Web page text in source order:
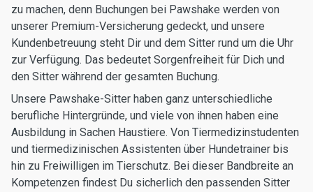
zu machen, denn Buchungen bei Pawshake werden von
unserer Premium-Versicherung gedeckt, und unsere
Kundenbetreuung steht Dir und dem Sitter rund um die Uhr
zur Verfügung. Das bedeutet Sorgenfreiheit für Dich und
den Sitter während der gesamten Buchung.
Unsere Pawshake-Sitter haben ganz unterschiedliche
berufliche Hintergründe, und viele von ihnen haben eine
Ausbildung in Sachen Haustiere. Von Tiermedizinstudenten
und tiermedizinischen Assistenten über Hundetrainer bis
hin zu Freiwilligen im Tierschutz. Bei dieser Bandbreite an
Kompetenzen findest Du sicherlich den passenden Sitter